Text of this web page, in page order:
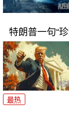
特朗普一句“
最热